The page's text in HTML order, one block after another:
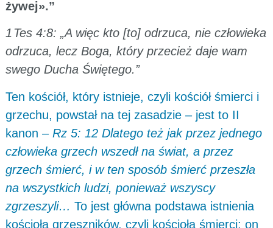
żywej».”
1 Tes 4:8: „A więc kto [to] odrzuca, nie człowieka
odrzuca, lecz Boga, który przecież daje wam
swego Ducha Świętego.”
Ten kościół, który istnieje, czyli kościół śmierci i
grzechu, powstał na tej zasadzie – jest to II
kanon – Rz 5: 12 Dlatego też jak przez jednego
człowieka grzech wszedł na świat, a przez
grzech śmierć, i w ten sposób śmierć przeszła
na wszystkich ludzi, ponieważ wszyscy
zgrzeszyli… To jest główna podstawa istnienia
kościoła grzeszników, czyli kościoła śmierci; on